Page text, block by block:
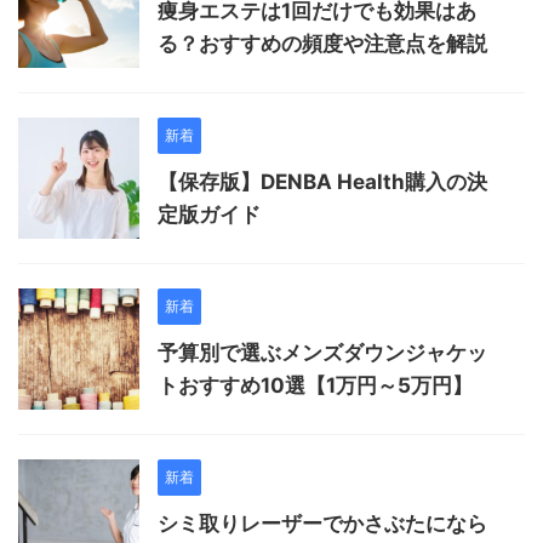
痩身エステは1回だけでも効果はあ
る？おすすめの頻度や注意点を解説
新着
【保存版】DENBA Health購入の決
定版ガイド
新着
予算別で選ぶメンズダウンジャケッ
トおすすめ10選【1万円～5万円】
新着
シミ取りレーザーでかさぶたになら